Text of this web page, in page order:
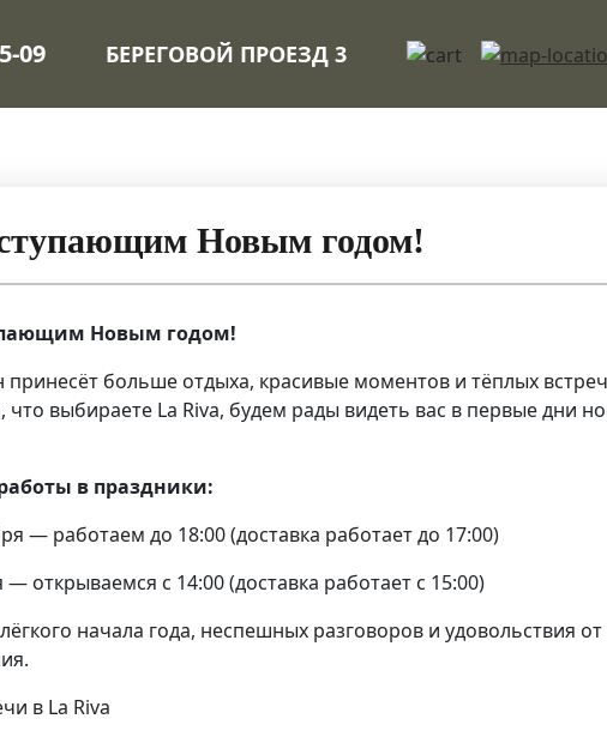
09 БЕРЕГОВОЙ ПРОЕЗД 3
Новым годом!
Новым годом!
принесёт больше отдыха, красивые моментов и тёплых
что выбираете La Riva, будем рады видеть вас в первые дни
в праздники:
— работаем до 18:00 (доставка работает до 17:00)
— открываемся с 14:00 (доставка работает с 15:00)
начала года, неспешных разговоров и удовольствия от
в La Riva